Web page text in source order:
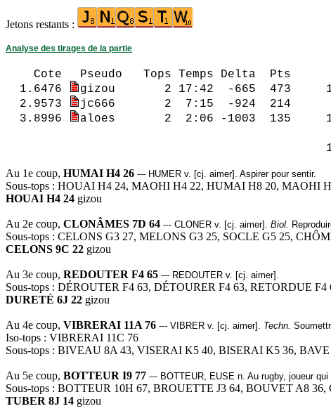
Jetons restants :
Analyse des tirages de la partie
Cote Pseudo Tops Temps
1.6476
gizou 2 17:42 -665 473
2.9573
jc666 2 7:15 -924
3.8996
aloes 2 2:06 -1003 135
1.6476 gizou 2
Au 1e coup, HUMAI H4 26 --- HUMER v. [cj. aimer]. Aspirer pour sentir.
Sous-tops : HOUAI H4 24, MAOHI H4 22, HUMAI H8 20, MAOHI
HOUAI H4 24 gizou
Au 2e coup, CLONÂMES 7D 64 --- CLONER v. [cj. aimer]. Biol.
Sous-tops : CELONS G3 27, MELONS G3 25, SOCLE G5 25,
CELONS 9C 22 gizou
Au 3e coup, REDOUTER F4 65 --- REDOUTER v. [cj. aimer].
Sous-tops : DÉROUTER F4 63, DÉTOURER F4 63, RETORDUE
DURETÉ 6J 22 gizou
Au 4e coup, VIBRERAI 11A 76 --- VIBRER v. [cj. aimer]. Techn.
Iso-tops : VIBRERAI 11C 76
Sous-tops : BIVEAU 8A 43, VISERAI K5 40, BISERAI K5 36,
Au 5e coup, BOTTEUR I9 77 --- BOTTEUR, EUSE n. Au rugby, joueur
Sous-tops : BOTTEUR 10H 67, BROUETTE J3 64, BOUVET A8
TUBER 8J 14 gizou